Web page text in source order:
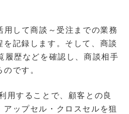
して商談～受注までの業務
を記録します。そして、商談
履歴などを確認し、商談相手
です。
用することで、顧客との良
ップセル・クロスセルを狙